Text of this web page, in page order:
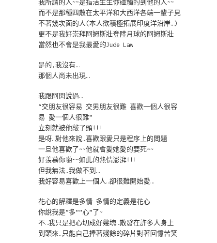
我所謂的人~~是指活生生你碰觸的到他的人~~
而不是那種四散在太平洋和大西洋各端一輩子見
不著幾次面的人(本人欲積極拓展印度洋沿岸…)
更不是我好崇拜阿姆斯壯登陸月球的阿姆斯壯
當然也不會是我最愛的Jude Law
是的,我沒有…
那個人尚未出現…
我跟阿閃說過…
“交朋友很容易 交男朋友很難 喜歡一個人很容
易 愛一個人很難”
立刻就被他敲了頭!!!
是呀…對他來說…喜歡跟愛只是程序上的問題
一旦他喜歡了~~他就會愛她愛的要死~~
好羨慕你喲~~如此的熱情澎湃!!!
但我無法…我做不到…
我好容易喜歡上一個人…卻很難開始愛…
花心的解釋是多情 多情的定義是花心
你說我是”多””心”了~
不…我只是把心切成好幾塊…散發在許多人身上
到頭來…只能自己捧著殘餘的碎片對著回憶苦笑